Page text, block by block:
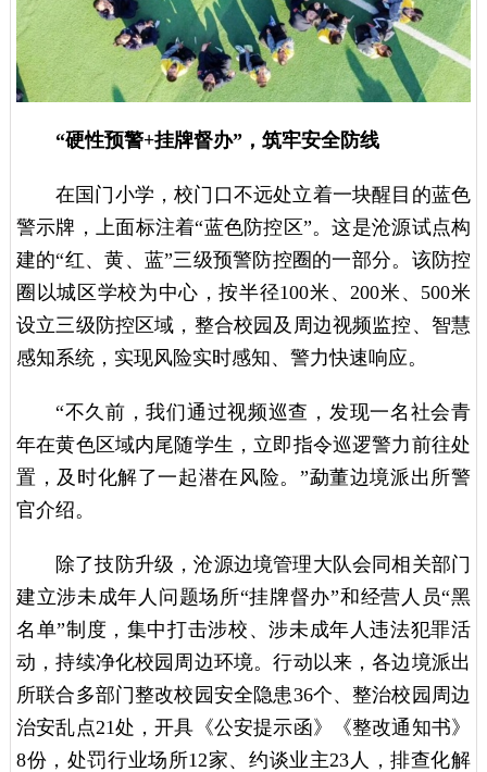
“硬性预警+挂牌督办”，筑牢安全防线
在国门小学，校门口不远处立着一块醒目的蓝色
警示牌，上面标注着“蓝色防控区”。这是沧源试点构
建的“红、黄、蓝”三级预警防控圈的一部分。该防控
圈以城区学校为中心，按半径100米、200米、500米
设立三级防控区域，整合校园及周边视频监控、智慧
感知系统，实现风险实时感知、警力快速响应。
“不久前，我们通过视频巡查，发现一名社会青
年在黄色区域内尾随学生，立即指令巡逻警力前往处
置，及时化解了一起潜在风险。”勐董边境派出所警
官介绍。
除了技防升级，沧源边境管理大队会同相关部门
建立涉未成年人问题场所“挂牌督办”和经营人员“黑
名单”制度，集中打击涉校、涉未成年人违法犯罪活
动，持续净化校园周边环境。行动以来，各边境派出
所联合多部门整改校园安全隐患36个、整治校园周边
治安乱点21处，开具《公安提示函》《整改通知书》
8份，处罚行业场所12家、约谈业主23人，排查化解